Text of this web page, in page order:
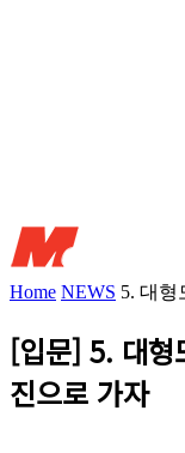
Home NEWS 5. 대형
[입문] 5. 대형
진으로 가자